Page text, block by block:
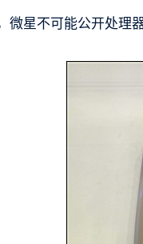
微星不可能公开处理